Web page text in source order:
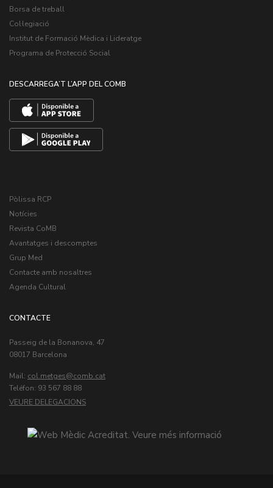
Borsa de treball
Col·legiació
Institut de Formació Mèdica i Lideratge
Programa de Protecció Social
DESCARREGA’T L’APP DEL COMB
Pòlissa RCP
Notícies
Revista CoMB
Avantatges i descomptes
Grup Med
Contacte amb nosaltres
Agenda Cultural
CONTACTE
Passeig de la Bonanova, 47
08017 Barcelona
Mail: col.metges
Teléfon: 93 567 88 88
VEURE DELEGACIONS